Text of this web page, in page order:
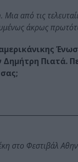
. Μια από τις
άκρως
Πιατά.
στο Φεστιβάλ